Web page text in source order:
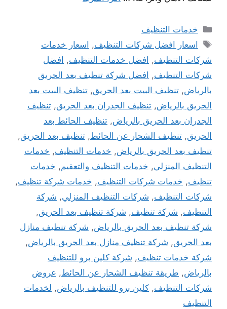
التصنيفات
خدمات التنظيف
الوسوم
اسعار افضل شركات التنظيف, اسعار خدمات
شركات التنظيف, افضل خدمات التنظيف, افضل
شركات التنظيف, افضل شركة تنظيف بعد الحريق
بالرياض, تنظيف البيت بعد الحريق, تنظيف البيت بعد
الحريق بالرياض, تنظيف الجدران بعد الحريق, تنظيف
الجدران بعد الحريق بالرياض, تنظيف الحائط بعد
الحريق, تنظيف الشحار عن الحائط, تنظيف بعد الحريق,
تنظيف بعد الحريق بالرياض, خدمات التنظيف, خدمات
التنظيف المنزلي, خدمات التنظيف والتعقيم, خدمات
تنظيف, خدمات شركات التنظيف, خدمات شركة تنظيف,
شركات التنظيف, شركات التنظيف المنزلي, شركة
التنظيف, شركة تنظيف, شركة تنظيف بعد الحريق,
شركة تنظيف بعد الحريق بالرياض, شركة تنظيف منازل
بعد الحريق, شركة تنظيف منازل بعد الحريق بالرياض,
شركة خدمات تنظيف, شركة كلين برو للتنظيف
بالرياض, طريقة تنظيف الشحار عن الحائط, عروض
شركات التنظيف, كلين برو للتنظيف بالرياض, لخدمات
التنظيف